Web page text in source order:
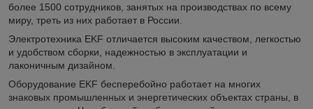
более 1500 сотрудников, занятых на производствах по всему
миру, треть из них работает в России.
Электротехника EKF отличается высоким качеством, легкостью
и удобством сборки, надежностью в эксплуатации и
лаконичным дизайном.
Оборудование EKF бесперебойно работает на многих
знаковых промышленных и энергетических объектах страны, в